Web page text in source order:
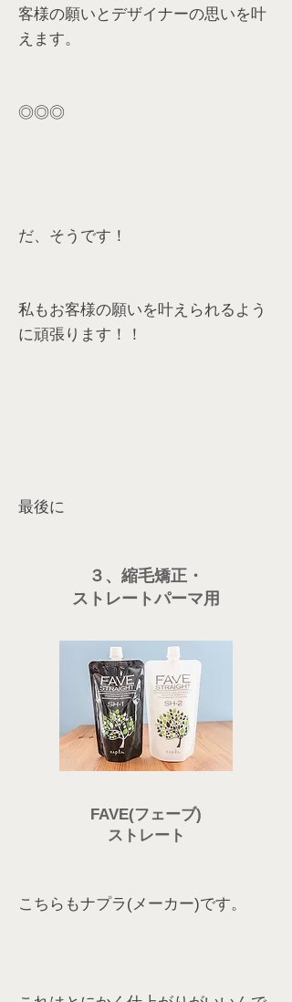
客様の願いとデザイナーの思いを叶
えます。
◎◎◎
だ、そうです！
私もお客様の願いを叶えられるよう
に頑張ります！！
最後に
３、縮毛矯正・
ストレートパーマ用
FAVE(フェーブ)
ストレート
こちらもナプラ(メーカー)です。